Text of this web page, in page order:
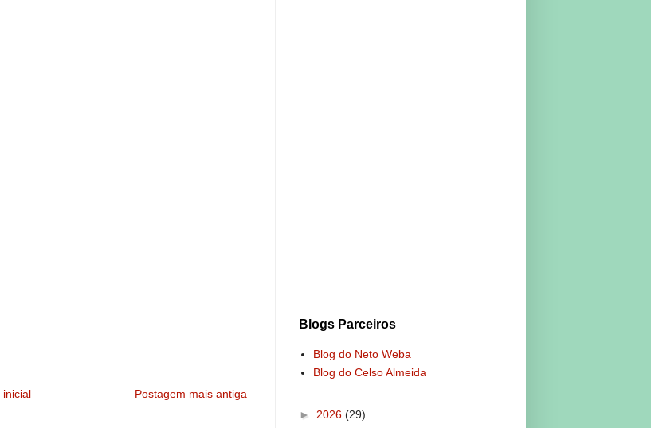
Postagem mais antiga
inicial
Blogs Parceiros
Blog do Neto Weba
Blog do Celso Almeida
► 2026 (29)